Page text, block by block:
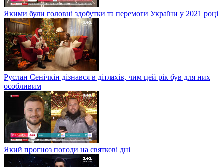
Якими були головні здобутки та перемоги України у 2021 році
Руслан Сенічкін дізнався в дітлахів, чим цей рік був для них
особливим
Який прогноз погоди на святкові дні